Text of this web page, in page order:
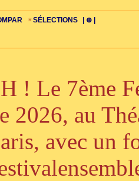
HISTOIRE PAYS STYLES-ÉCOLES
LIENS RADIOS VIDÉOS PLAN FAQS
ŒUVRES BIOGRAPHIES PERSPECTIVE
SÉLECTIONS
INDIV ŒUVRES-INDIV
| ⊕ |
BONUS-ROMANS BONUS-FILMS
CELLO-C
ALTO-C
VIOLON-C
CONC GRAND-
! Le 7ème
2026, au
avec un